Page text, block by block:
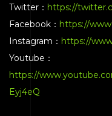
Twitter： https://
Facebook： https://
Instagram： https://
Youtube：
https://
Eyj4eQ